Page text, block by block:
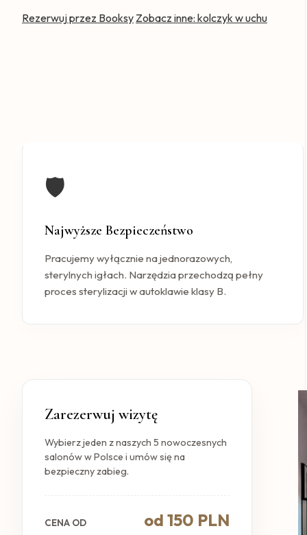
Rezerwuj przez Booksy Zobacz inne: kolczyk w uchu
🛡️
Najwyższe Bezpieczeństwo
Pracujemy wyłącznie na jednorazowych,
sterylnych igłach. Narzędzia przechodzą pełny
proces sterylizacji w autoklawie klasy B.
Zarezerwuj wizytę
Wybierz jeden z naszych 5 nowoczesnych
salonów w Polsce i umów się na
bezpieczny zabieg.
CENA OD od 150 PLN